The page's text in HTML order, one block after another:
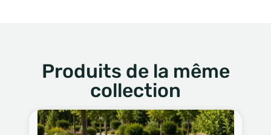
Produits de la même
collection